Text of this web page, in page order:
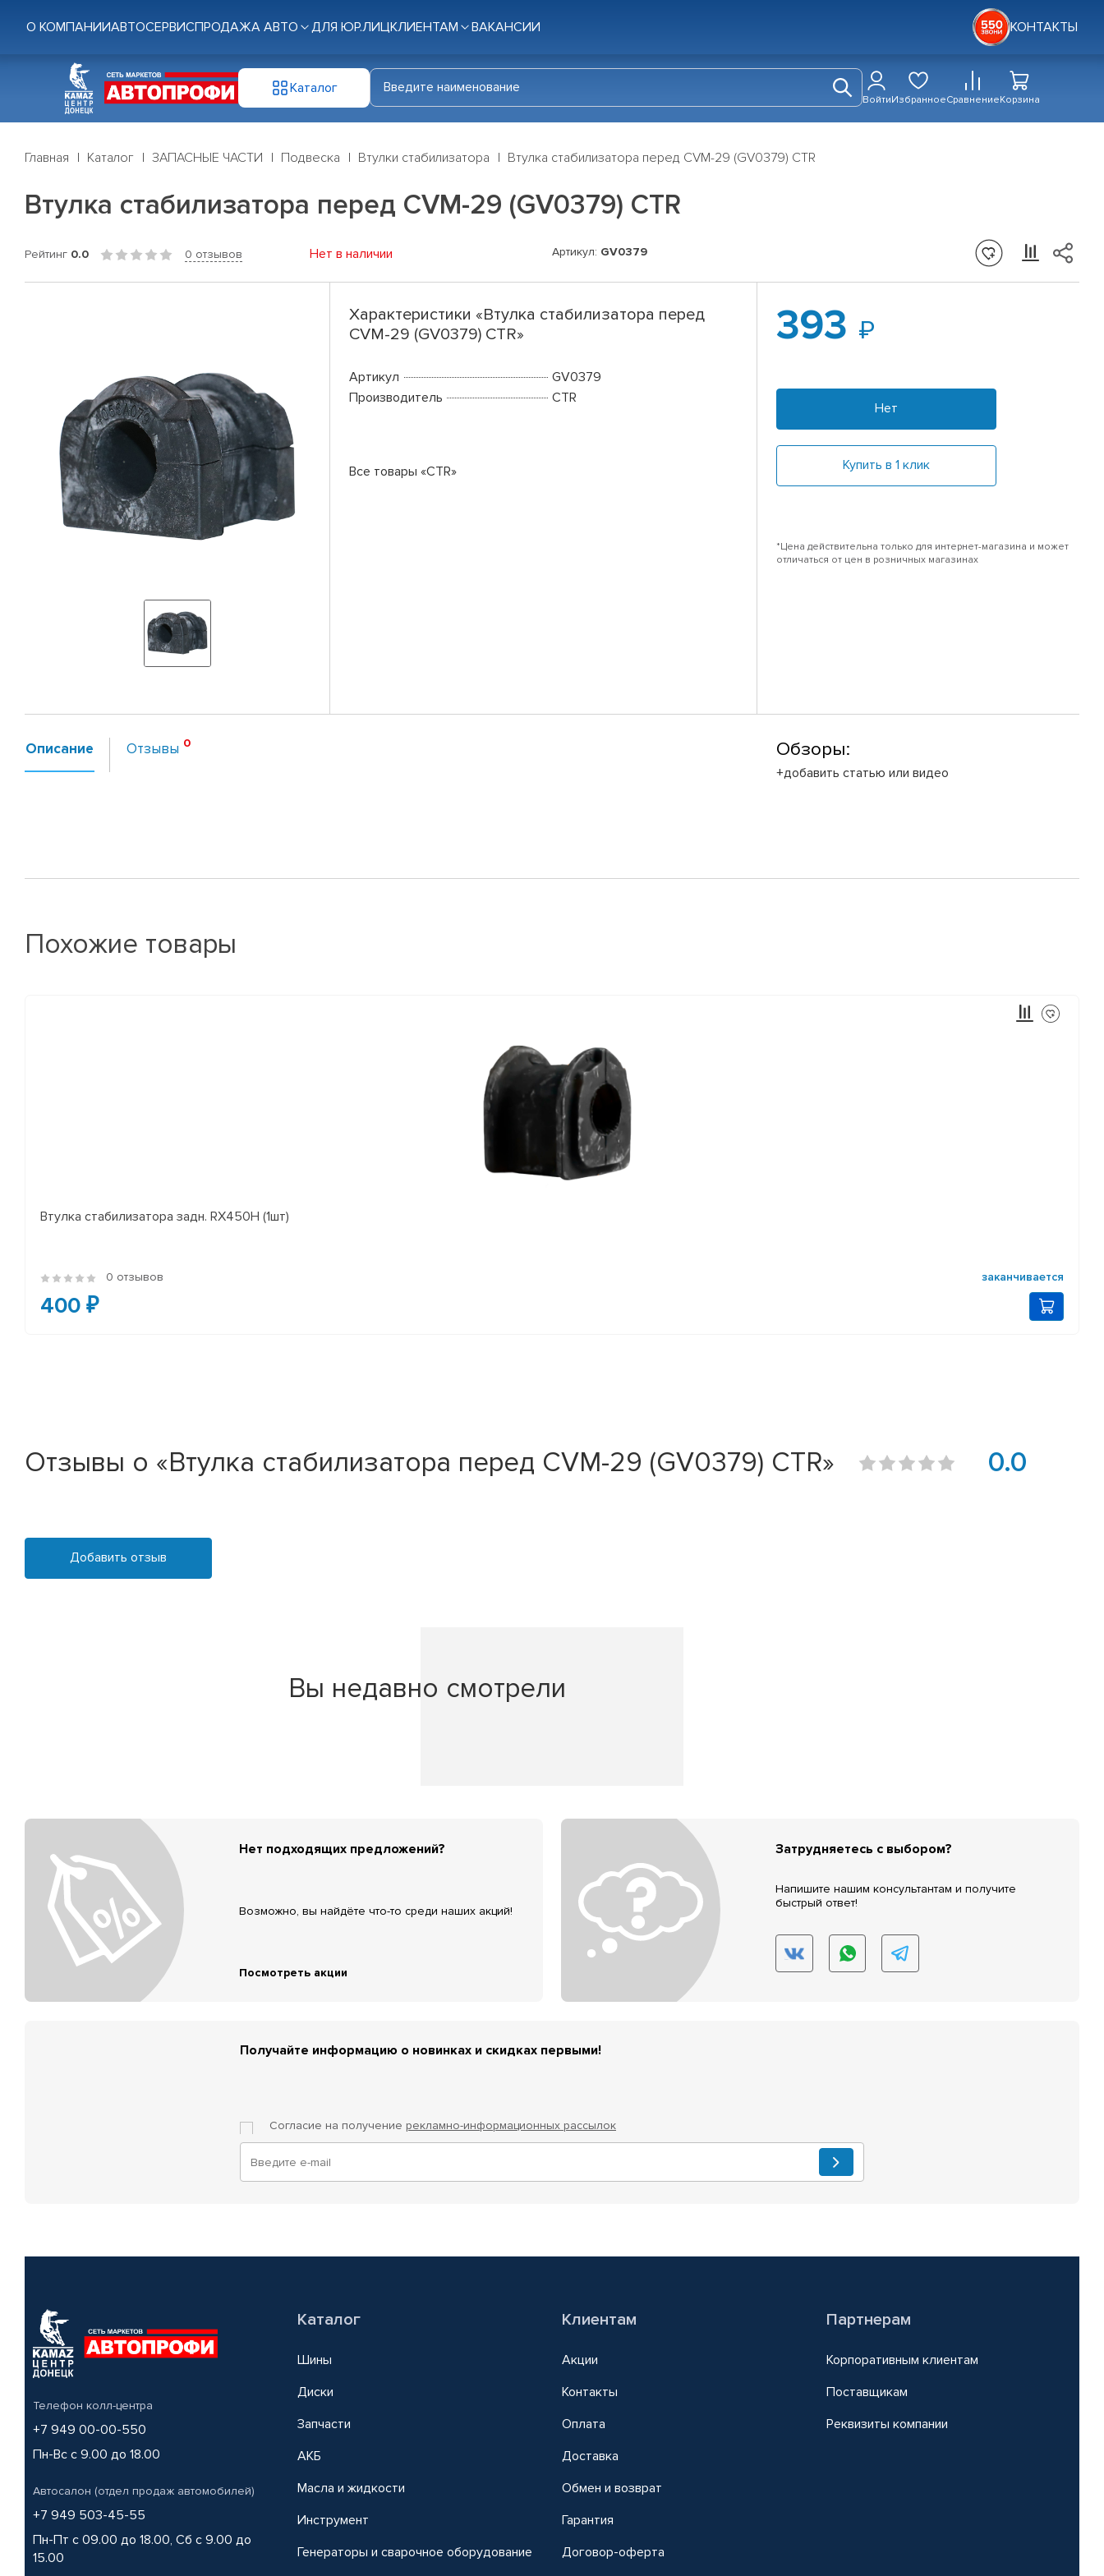
О КОМПАНИИАВТОСЕРВИСПРОДАЖА АВТО ДЛЯ ЮР.ЛИЦКЛИЕНТАМ ВАКАНСИИ КОНТАКТЫ
Каталог
ВойтиИзбранноеСравнениеКорзина
Главная Каталог ЗАПАСНЫЕ ЧАСТИ Подвеска Втулки стабилизатора Втулка стабилизатора перед CVM-29 (GV0379) CTR
Втулка стабилизатора перед CVM-29 (GV0379) CTR
Рейтинг 0.0 0 отзывов Нет в наличии Артикул: GV0379
Характеристики «Втулка стабилизатора перед
CVM-29 (GV0379) CTR»
Артикул
GV0379
Производитель
CTR
Все товары «CTR»
393
Нет
Купить в 1 клик
*Цена действительна только для интернет-магазина и может
отличаться от цен в розничных магазинах
Описание Отзывы Обзоры:
+добавить статью или видео
Похожие товары
Втулка стабилизатора задн. RX450H (1шт)
0 отзывов заканчивается
400 ₽
Отзывы о «Втулка стабилизатора перед CVM-29 (GV0379) CTR» 0.0
Добавить отзыв
Вы недавно смотрели
Нет подходящих предложений?
Возможно, вы найдёте что-то среди наших акций!
Посмотреть акции
Затрудняетесь с выбором?
Напишите нашим консультантам и получите
быстрый ответ!
Получайте информацию о новинках и скидках первыми!
Согласие на получение рекламно-информационных рассылок
Телефон колл-центра
+7 949 00-00-550
Пн-Вс с 9.00 до 18.00
Автосалон (отдел продаж автомобилей)
+7 949 503-45-55
Пн-Пт с 09.00 до 18.00, Сб с 9.00 до
15.00
Каталог
Шины
Диски
Запчасти
АКБ
Масла и жидкости
Инструмент
Генераторы и сварочное оборудование
Клиентам
Акции
Контакты
Оплата
Доставка
Обмен и возврат
Гарантия
Договор-оферта
Партнерам
Корпоративным клиентам
Поставщикам
Реквизиты компании